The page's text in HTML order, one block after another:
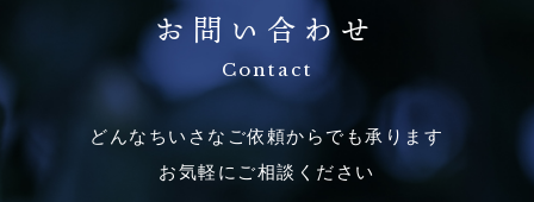
お問い合わせ
Contact
どんなちいさなご依頼からでも承ります
お気軽にご相談ください